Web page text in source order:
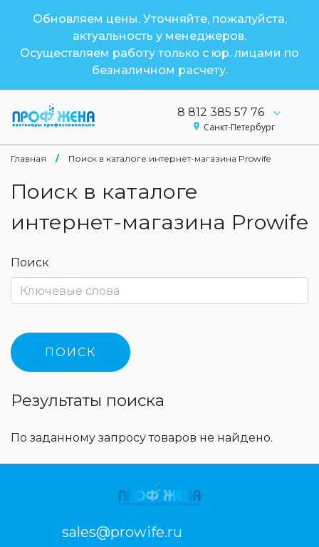
Обновляем цены. Уточняйте, пожалуйста,
актуальность у менеджеров.
Осуществляем работу только с юр. лицами по
безналичном расчету.
8 812 385 57 76
Санкт-Петербург
Главная / Поиск в каталоге интернет-магазина Prowife
Поиск в каталоге
интернет-магазина Prowife
Поиск
Результаты поиска
По заданному запросу товаров не найдено.
sales@prowife.ru